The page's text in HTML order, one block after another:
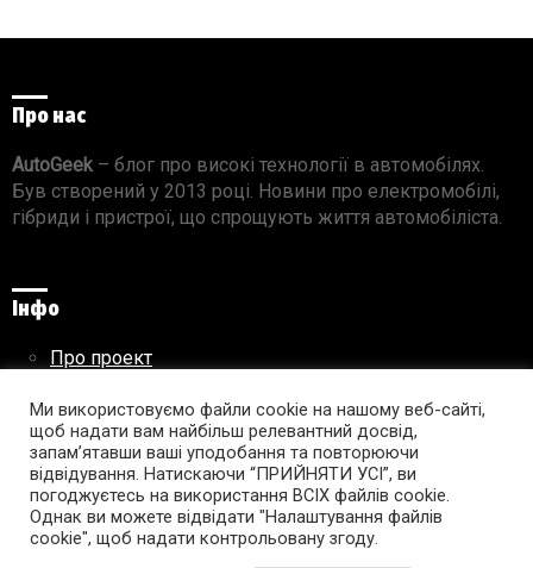
Про нас
AutoGeek– блог про високі технології в автомобілях.
Був створений у 2013 році. Новини про електромобілі,
гібриди і пристрої, що спрощують життя автомобіліста.
Інфо
Про проект
Правила використання матеріалів
Підпишись на AutoGeek!
facebooktwitter instagramyoutube tumblr linkedin
Ми використовуємо файли cookie на нашому веб-сайті,
щоб надати вам найбільш релевантний досвід,
запам’ятавши ваші уподобання та повторюючи
відвідування. Натискаючи “ПРИЙНЯТИ УСІ”, ви
погоджуєтесь на використання ВСІХ файлів cookie.
Однак ви можете відвідати "Налаштування файлів
cookie", щоб надати контрольовану згоду.